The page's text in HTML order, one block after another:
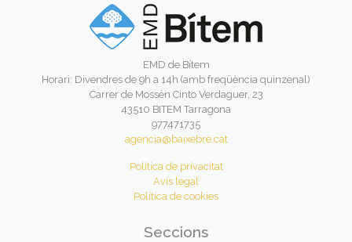
EMD de Bítem
Horari: Divendres de 9h a 14h (amb freqüència quinzenal)
Carrer de Mossèn Cinto Verdaguer, 23
43510 BITEM Tarragona
977471735
agencia@baixebre.cat
Política de privacitat
Avís legal
Política de cookies
Seccions